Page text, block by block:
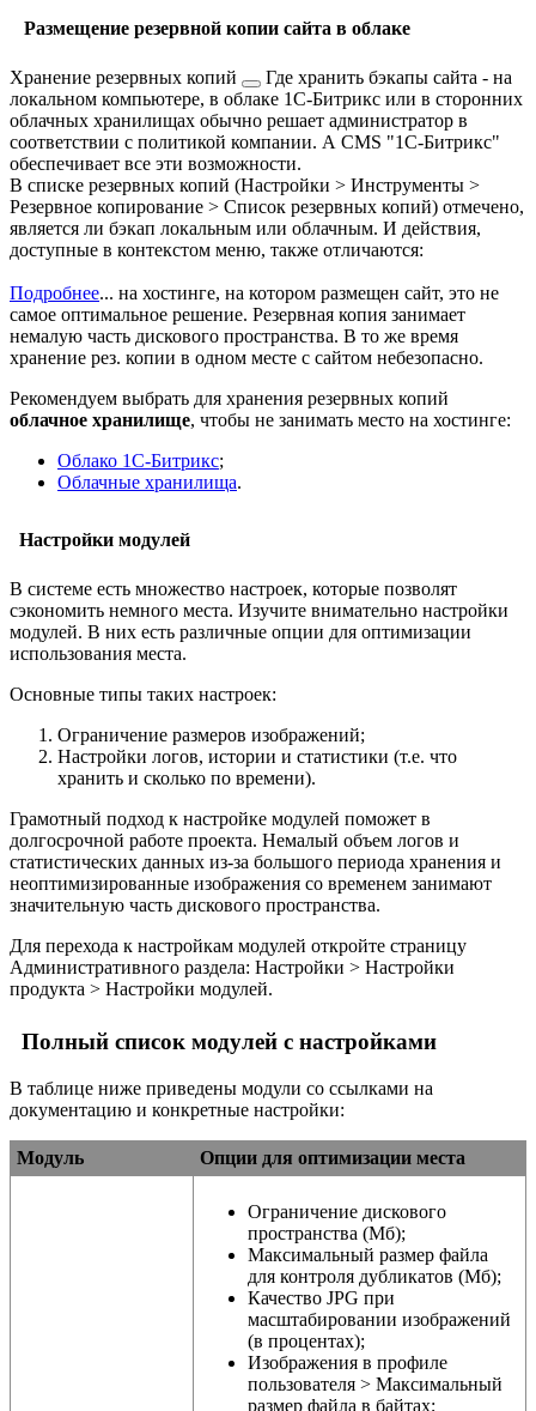
Размещение резервной копии сайта в облаке
Хранение резервных копий
Где хранить бэкапы сайта - на
локальном компьютере, в облаке 1С-Битрикс или в сторонних
облачных хранилищах обычно решает администратор в
соответствии с политикой компании. А CMS "1С-Битрикс"
обеспечивает все эти возможности.
В списке резервных копий (Настройки > Инструменты >
Резервное копирование > Список резервных копий) отмечено,
является ли бэкап локальным или облачным. И действия,
доступные в контекстом меню, также отличаются:
Подробнее... на хостинге, на котором размещен сайт, это не
самое оптимальное решение. Резервная копия занимает
немалую часть дискового пространства. В то же время
хранение рез. копии в одном месте с сайтом небезопасно.
Рекомендуем выбрать для хранения резервных копий
облачное хранилище, чтобы не занимать место на хостинге:
Облако 1С-Битрикс;
Облачные хранилища.
Настройки модулей
В системе есть множество настроек, которые позволят
сэкономить немного места. Изучите внимательно настройки
модулей. В них есть различные опции для оптимизации
использования места.
Основные типы таких настроек:
Ограничение размеров изображений;
Настройки логов, истории и статистики (т.е. что
хранить и сколько по времени).
Грамотный подход к настройке модулей поможет в
долгосрочной работе проекта. Немалый объем логов и
статистических данных из-за большого периода хранения и
неоптимизированные изображения со временем занимают
значительную часть дискового пространства.
Для перехода к настройкам модулей откройте страницу
Административного раздела: Настройки > Настройки
продукта > Настройки модулей.
Полный список модулей с настройками
В таблице ниже приведены модули со ссылками на
документацию и конкретные настройки:
Модуль Опции для оптимизации места
Ограничение дискового
пространства (Мб);
Максимальный размер файла
для контроля дубликатов (Мб);
Качество JPG при
масштабировании изображений
(в процентах);
Изображения в профиле
пользователя > Максимальный
размер файла в байтах;